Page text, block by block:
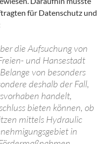
für Datenschutz und
die Aufsuchung von
und Hansestadt
von besonders
deshalb der Fall,
handelt,
bieten können, ob
mittels Hydraulic
in